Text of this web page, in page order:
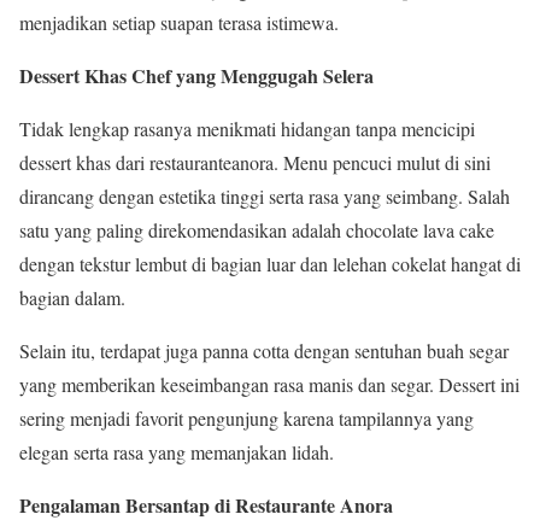
menjadikan setiap suapan terasa istimewa.
Dessert Khas Chef yang Menggugah Selera
Tidak lengkap rasanya menikmati hidangan tanpa mencicipi
dessert khas dari restauranteanora. Menu pencuci mulut di sini
dirancang dengan estetika tinggi serta rasa yang seimbang. Salah
satu yang paling direkomendasikan adalah chocolate lava cake
dengan tekstur lembut di bagian luar dan lelehan cokelat hangat di
bagian dalam.
Selain itu, terdapat juga panna cotta dengan sentuhan buah segar
yang memberikan keseimbangan rasa manis dan segar. Dessert ini
sering menjadi favorit pengunjung karena tampilannya yang
elegan serta rasa yang memanjakan lidah.
Pengalaman Bersantap di Restaurante Anora